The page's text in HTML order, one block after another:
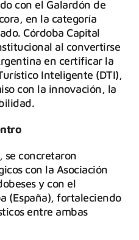
con el Galardón de
en la categoría
Córdoba Capital
al convertirse
en certificar la
Inteligente (DTI),
con la innovación, la
se concretaron
con la Asociación
y con el
(España), fortaleciendo
entre ambas